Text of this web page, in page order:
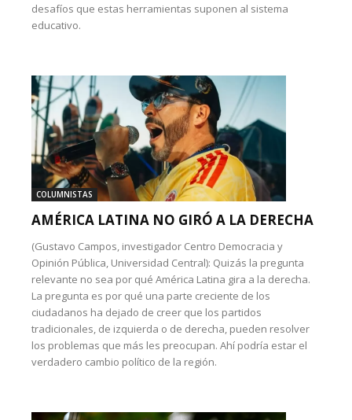
desafíos que estas herramientas suponen al sistema
educativo.
COLUMNISTAS
AMÉRICA LATINA NO GIRÓ A LA DERECHA
(Gustavo Campos, investigador Centro Democracia y
Opinión Pública, Universidad Central): Quizás la pregunta
relevante no sea por qué América Latina gira a la derecha.
La pregunta es por qué una parte creciente de los
ciudadanos ha dejado de creer que los partidos
tradicionales, de izquierda o de derecha, pueden resolver
los problemas que más les preocupan. Ahí podría estar el
verdadero cambio político de la región.